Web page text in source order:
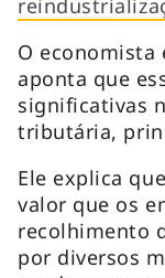
O economista
aponta que
significativas
tributária,
Ele explica
valor que os
recolhimento
por diversos